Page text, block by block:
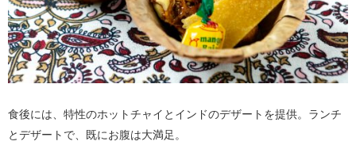
食後には、特性のホットチャイとインドのデザートを提供。ランチ
とデザートで、既にお腹は大満足。